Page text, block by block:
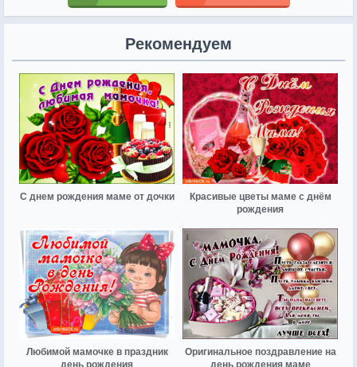
Рекомендуем
С днем рождения маме от дочки
Красивые цветы маме с днём
рождения
Любимой мамочке в праздник
Оригинальное поздравление на